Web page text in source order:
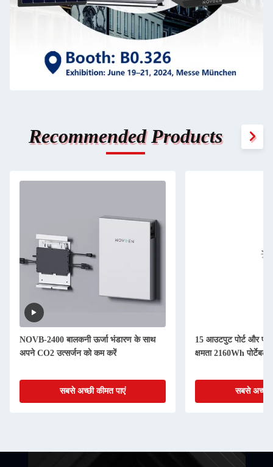
Recommended Products
NOVB-2400 बालकनी ऊर्जा भंडारण के साथ
अपने CO2 उत्सर्जन को कम करें
सबसे अच्छी कीमत पाएं
15 आउटपुट पोर्ट और
क्षमता 2160Wh पोर्टेबल
सबसे अच्छी